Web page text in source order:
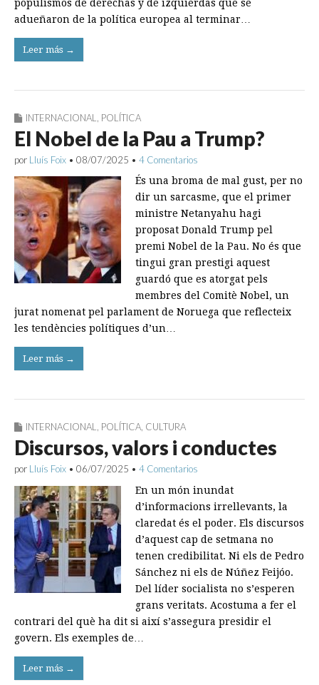
populismos de derechas y de izquierdas que se
adueñaron de la política europea al terminar…
Leer más →
INTERNACIONAL POLÍTICA
El Nobel de la Pau a Trump?
por Lluís Foix • 08/07/2025 • 4 Comentarios
És una broma de mal gust, per no
dir un sarcasme, que el primer
ministre Netanyahu hagi
proposat Donald Trump pel
premi Nobel de la Pau. No és que
tingui gran prestigi aquest
guardó que es atorgat pels
membres del Comitè Nobel, un
jurat nomenat pel parlament de Noruega que reflecteix
les tendències polítiques d’un…
Leer más →
INTERNACIONAL, POLÍTICA, CULTURA
Discursos, valors i conductes
por Lluís Foix • 06/07/2025 • 4 Comentarios
En un món inundat
d’informacions irrellevants, la
claredat és el poder. Els discursos
d’aquest cap de setmana no
tenen credibilitat. Ni els de Pedro
Sánchez ni els de Núñez Feijóo.
Del líder socialista no s’esperen
grans veritats. Acostuma a fer el
contrari del què ha dit si així s’assegura presidir el
govern. Els exemples de…
Leer más →